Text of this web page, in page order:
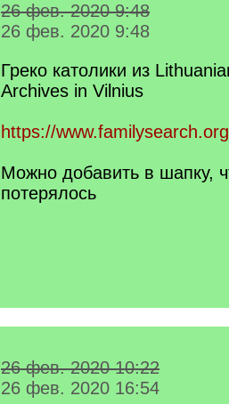
26 фев. 2020 9:48
26 фев. 2020 9:48
Греко католики из
Archives in Vilnius
https://
Можно добавить в шапку,
потерялось
26 фев. 2020 10:22
26 фев. 2020 16:54